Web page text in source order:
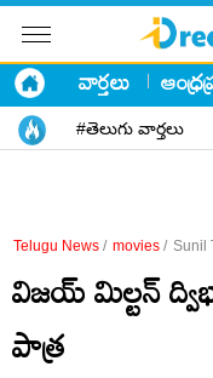
వార్తలు
#తెలుగు వార్తలు
Telugu News / movies / Sunil
విజయ్ మిల్టన్
పాత్ర